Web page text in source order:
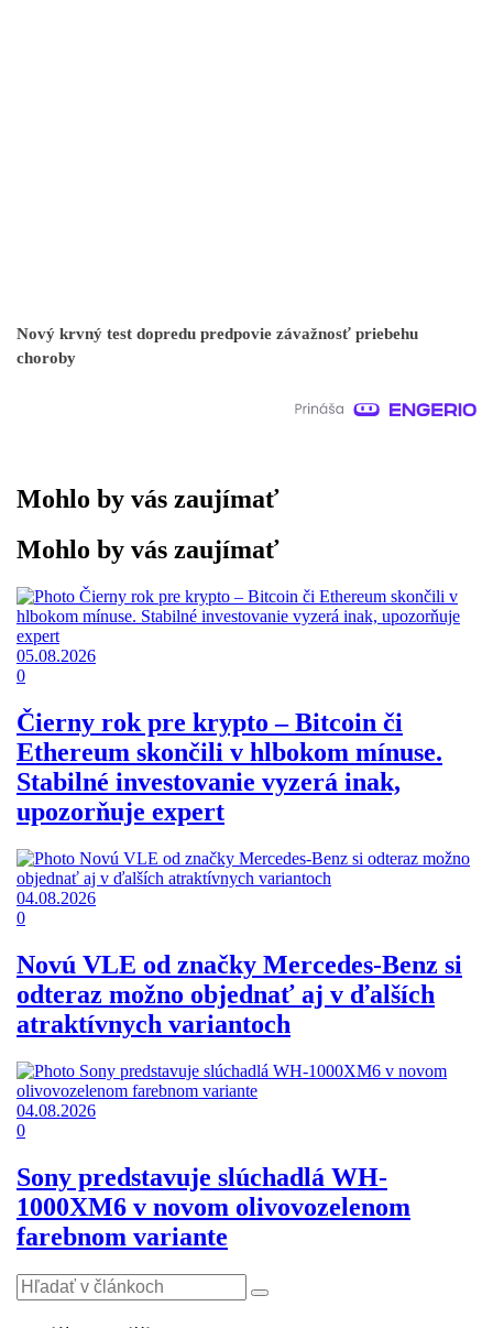
Nový krvný test dopredu predpovie závažnosť priebehu
choroby
Mohlo by vás zaujímať
Mohlo by vás zaujímať
05.08.2026
0
Čierny rok pre krypto – Bitcoin či
Ethereum skončili v hlbokom mínuse.
Stabilné investovanie vyzerá inak,
upozorňuje expert
04.08.2026
0
Novú VLE od značky Mercedes-Benz si
odteraz možno objednať aj v ďalších
atraktívnych variantoch
04.08.2026
0
Sony predstavuje slúchadlá WH-
1000XM6 v novom olivovozelenom
farebnom variante